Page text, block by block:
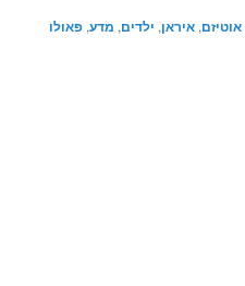
אוטיזם,איראן, ילדים, מדע,פאולו